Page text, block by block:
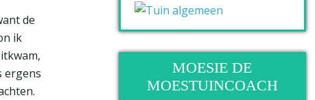
de
ik
ergens
MOESIE DE
MOESTUINCOACH